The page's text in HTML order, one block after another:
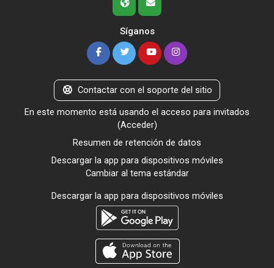
Síganos
Contactar con el soporte del sitio
En este momento está usando el acceso para invitados
(Acceder)
Resumen de retención de datos
Descargar la app para dispositivos móviles
Cambiar al tema estándar
Descargar la app para dispositivos móviles